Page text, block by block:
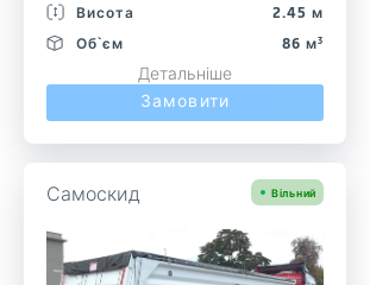
Висота
2.45 м
Об`єм
86 м³
Детальніше
Замовити
Самоскид Вільний